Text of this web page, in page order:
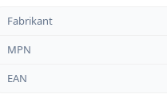
Fabrikant
MPN
EAN